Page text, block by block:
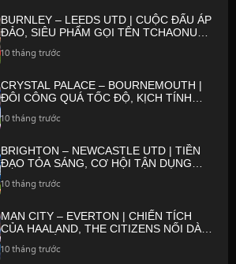
BURNLEY – LEEDS UTD | CUỘC ĐẤU ÁP
ĐẢO, SIÊU PHẨM GỌI TÊN TCHAONUA |
10 tháng trước
CRYSTAL PALACE – BOURNEMOUTH |
ĐÔI CÔNG QUÁ TỐC ĐỘ, KỊCH TÍNH
25/26
10 tháng trước
BRIGHTON – NEWCASTLE UTD | TIỀN
ĐẠO TỎA SÁNG, CƠ HỘI TẬN DỤNG
25/26
10 tháng trước
MAN CITY – EVERTON | CHIẾN TÍCH
CỦA HAALAND, THE CITIZENS NỐI DÀI
10 tháng trước